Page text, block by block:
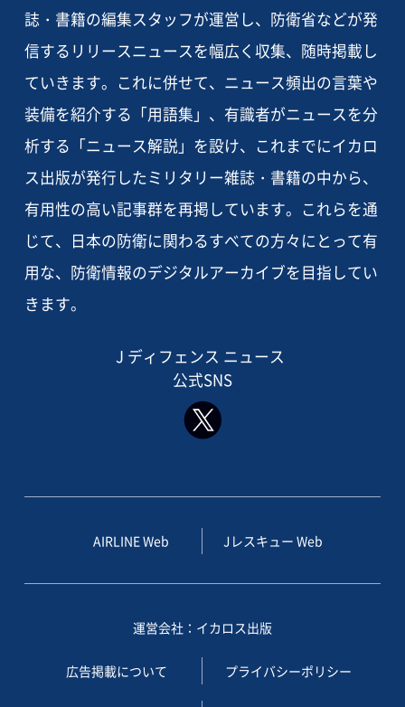
誌・書籍の編集スタッフが運営し、防衛省などが発
信するリリースニュースを幅広く収集、随時掲載し
ていきます。これに併せて、ニュース頻出の言葉や
装備を紹介する「用語集」、有識者がニュースを分
析する「ニュース解説」を設け、これまでにイカロ
ス出版が発行したミリタリー雑誌・書籍の中から、
有用性の高い記事群を再掲しています。これらを通
じて、日本の防衛に関わるすべての方々にとって有
用な、防衛情報のデジタルアーカイブを目指してい
きます。
J ディフェンス ニュース
公式SNS
AIRLINE Web Jレスキュー Web
運営会社：イカロス出版
広告掲載について プライバシーポリシー